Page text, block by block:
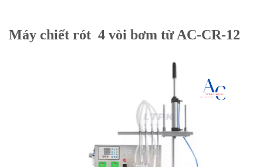
Máy chiết rót 4 vòi bơm từ AC-CR-12